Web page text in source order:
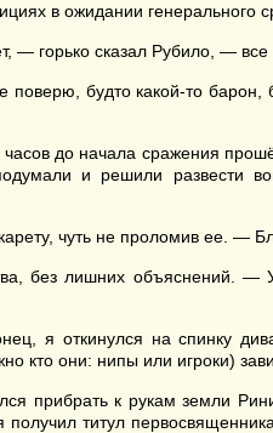
в ожидании генерального
— горько сказал Рубило, —
будто какой-то барон,
до начала сражения
и решили развести
чуть не проломив ее. —
без лишних объяснений.
я откинулся на спинку
кто они: нипы или игроки)
прибрать к рукам земли
получил титул